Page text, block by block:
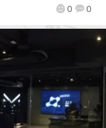
0 0